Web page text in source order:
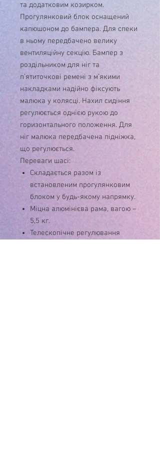
та додатковим козирком.
Прогулянковий блок оснащений
капюшоном до бампера. Для спеки
в ньому передбачено велику
вентиляційну секцію. Бампер з
роздільником для ніг та
п’ятиточкові ремені з м’якими
накладками надійно фіксують
малюка у колясці. Нахил сидіння
регулюється однією рукою до
горизонтального положення. Для
ніг малюка передбачена підніжка,
що регулюється.
Переваги шасі:
Складається разом із
встановленим прогулянковим
блоком у будь-якому напрямку.
Міцна алюмінієва рама, вагою –
5,5 кг.
Телескопічне регулювання